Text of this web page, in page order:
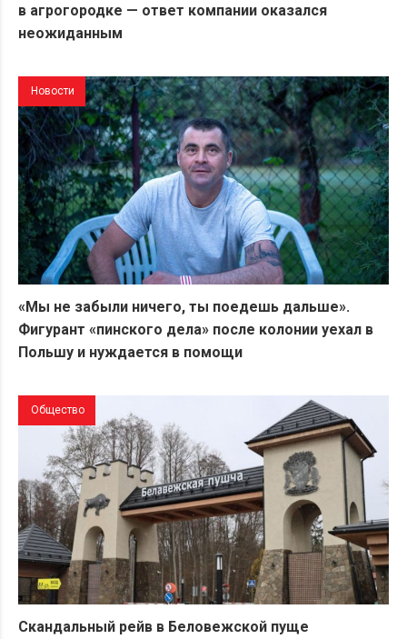
в агрогородке — ответ компании оказался
неожиданным
Новости
«Мы не забыли ничего, ты поедешь дальше».
Фигурант «пинского дела» после колонии уехал в
Польшу и нуждается в помощи
Общество
Скандальный рейв в Беловежской пуще